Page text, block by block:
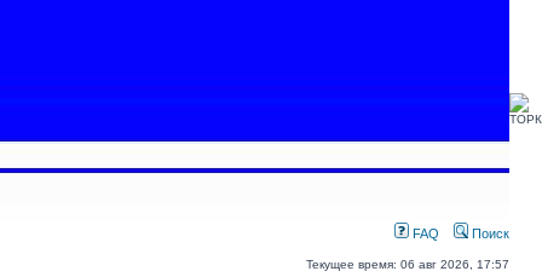
FAQ Поиск
Текущее время: 06 авг 2026, 17:57